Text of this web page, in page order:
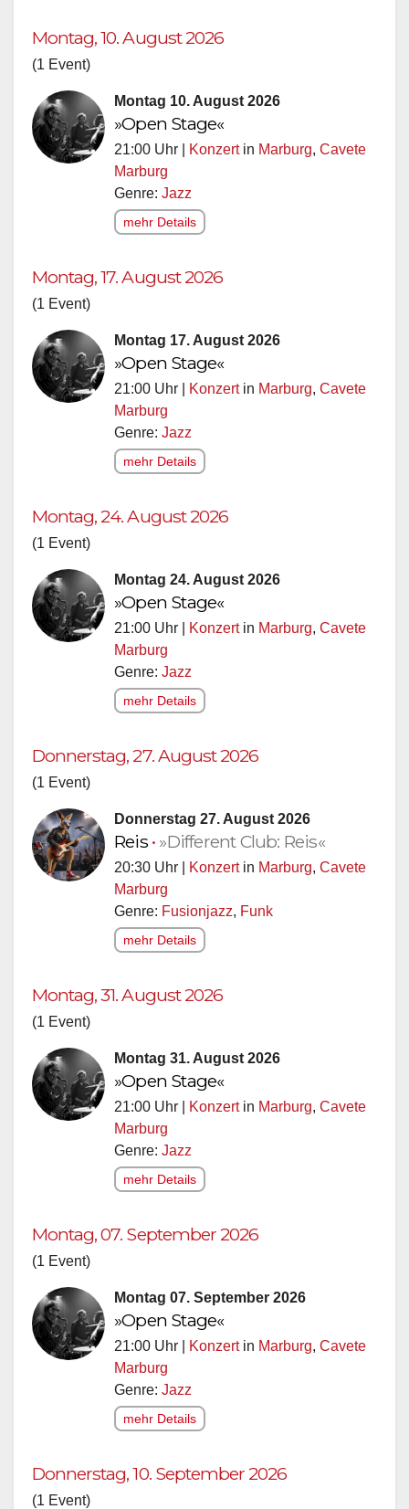
Montag, 10. August 2026
(1 Event)
Montag 10. August 2026
»Open Stage«
21:00 Uhr | Konzertin Marburg, Cavete
Marburg
Genre: Jazz
mehr Details
Montag, 17. August 2026
(1 Event)
Montag 17. August 2026
»Open Stage«
21:00 Uhr | Konzertin Marburg, Cavete
Marburg
Genre: Jazz
mehr Details
Montag, 24. August 2026
(1 Event)
Montag 24. August 2026
»Open Stage«
21:00 Uhr | Konzertin Marburg, Cavete
Marburg
Genre: Jazz
mehr Details
Donnerstag, 27. August 2026
(1 Event)
Donnerstag 27. August 2026
Reis • »Different Club: Reis«
20:30 Uhr | Konzertin Marburg, Cavete
Marburg
Genre: Fusionjazz, Funk
mehr Details
Montag, 31. August 2026
(1 Event)
Montag 31. August 2026
»Open Stage«
21:00 Uhr | Konzertin Marburg, Cavete
Marburg
Genre: Jazz
mehr Details
Montag, 07. September 2026
(1 Event)
Montag 07. September 2026
»Open Stage«
21:00 Uhr | Konzertin Marburg, Cavete
Marburg
Genre: Jazz
mehr Details
Donnerstag, 10. September 2026
(1 Event)